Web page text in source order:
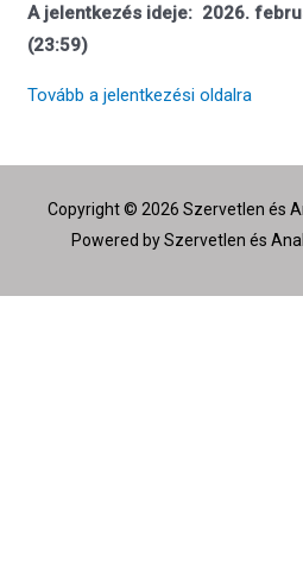
A jelentkezés ideje: 2026.
(23:59)
Tovább a jelentkezési oldalra
Copyright © 2026 Szervetlen és
Powered by Szervetlen és